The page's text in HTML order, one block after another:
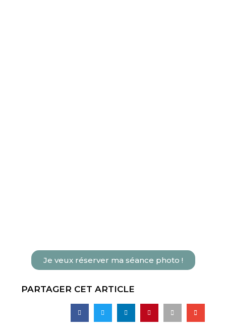
Je veux réserver ma séance photo !
PARTAGER CET ARTICLE